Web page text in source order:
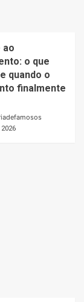
ao
o que
quando o
finalmente